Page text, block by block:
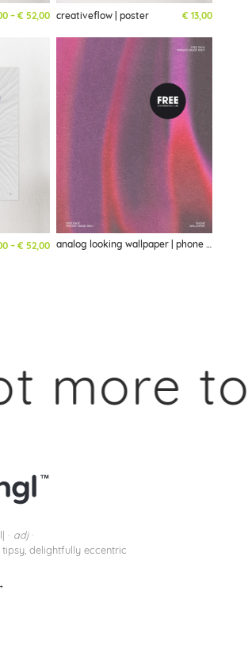
– € 52,00Preisspanne: € 32,00 bis € 52,00
creativeflow | poster € 13,00
– € 52,00Preisspanne: € 32,00 bis € 52,00 analog looking wallpaper | phone | freebie
to
· adj·
delightfully eccentric